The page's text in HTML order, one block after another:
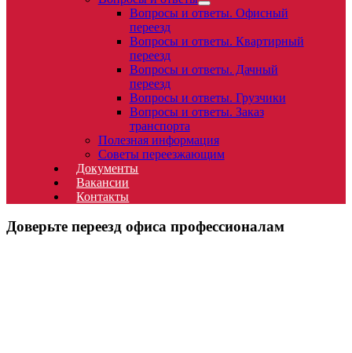
Вопросы и ответы. Офисный
переезд
Вопросы и ответы. Квартирный
переезд
Вопросы и ответы. Дачный
переезд
Вопросы и ответы. Грузчики
Вопросы и ответы. Заказ
транспорта
Полезная информация
Cоветы переезжающим
Документы
Вакансии
Контакты
Доверьте переезд офиса профессионалам